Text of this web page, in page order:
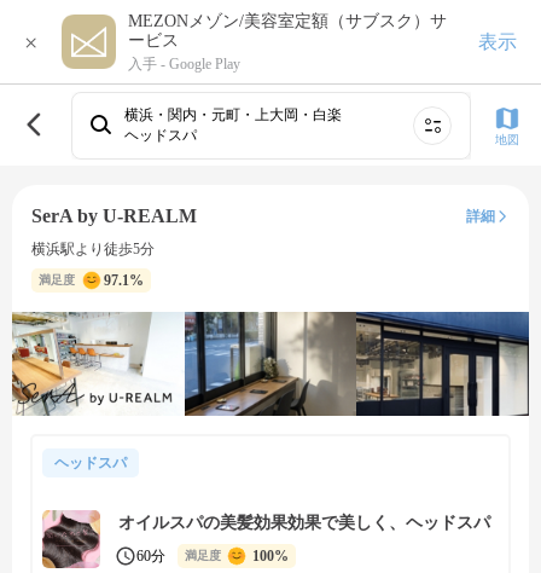
×
MEZONメゾン/美容室定額（サブスク）サ
ービス
入手 - Google Play
表示
横浜・関内・元町・上大岡・白楽
ヘッドスパ
地図
SerA by U-REALM
詳細
横浜駅より徒歩5分
満足度 97.1%
ヘッドスパ
オイルスパの美髪効果効果で美しく、ヘッドスパ
60分 満足度 100%